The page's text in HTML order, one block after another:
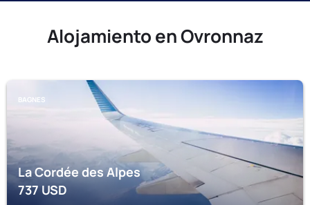
Alojamiento en Ovronnaz
BAGNES
La Cordée des Alpes
737USD